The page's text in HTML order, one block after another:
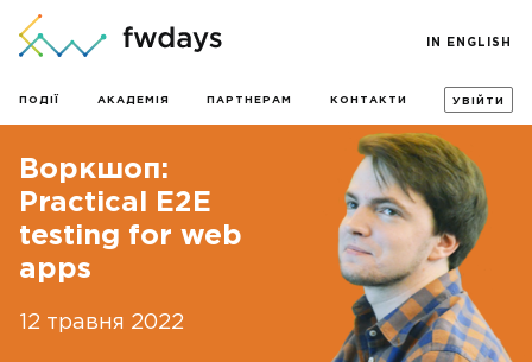
ПОДІЇ АКАДЕМІЯ ПАРТНЕРАМ КОНТАКТИ УВІЙТИ
IN ENGLISH
Воркшоп:
Practical E2E
testing for web
apps
12 травня 2022